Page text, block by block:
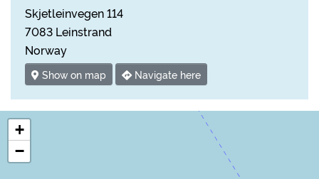
Skjetleinvegen 114
7083 Leinstrand
Norway
Show on map Navigate here
+
−